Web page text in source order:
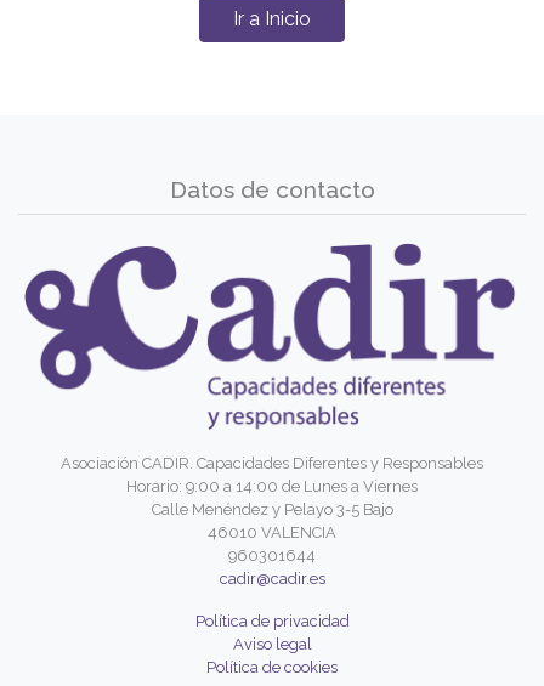
Ir a Inicio
Datos de contacto
Asociación CADIR. Capacidades Diferentes y Responsables
Horario: 9:00 a 14:00 de Lunes a Viernes
Calle Menéndez y Pelayo 3-5 Bajo
46010 VALENCIA
960301644
cadir@cadir.es
Política de privacidad
Aviso legal
Política de cookies